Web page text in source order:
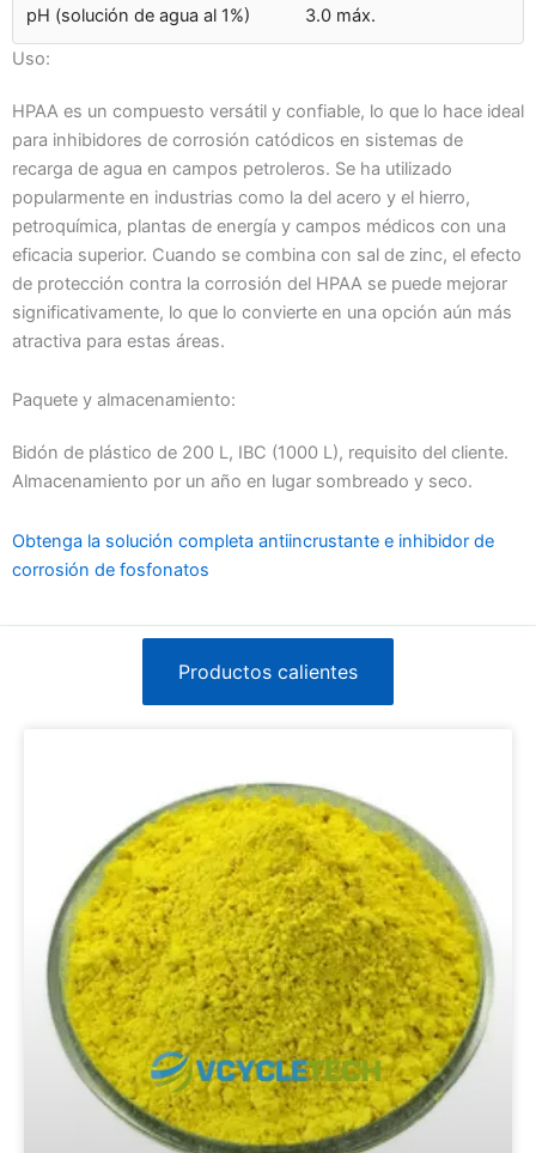
pH (solución de agua al 1%)
3.0 máx.
Uso:
HPAA es un compuesto versátil y confiable, lo que lo hace ideal
para inhibidores de corrosión catódicos en sistemas de
recarga de agua en campos petroleros. Se ha utilizado
popularmente en industrias como la del acero y el hierro,
petroquímica, plantas de energía y campos médicos con una
eficacia superior. Cuando se combina con sal de zinc, el efecto
de protección contra la corrosión del HPAA se puede mejorar
significativamente, lo que lo convierte en una opción aún más
atractiva para estas áreas.
Paquete y almacenamiento:
Bidón de plástico de 200 L, IBC (1000 L), requisito del cliente.
Almacenamiento por un año en lugar sombreado y seco.
Obtenga la solución completa antiincrustante e inhibidor de
corrosión de fosfonatos
Productos calientes